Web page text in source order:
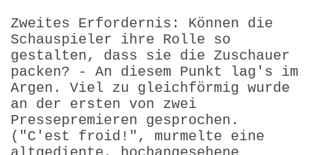
Zweites Erfordernis: Können die
Schauspieler ihre Rolle so
gestalten, dass sie die Zuschauer
packen? - An diesem Punkt lag's im
Argen. Viel zu gleichförmig wurde
an der ersten von zwei
Pressepremieren gesprochen.
("C'est froid!", murmelte eine